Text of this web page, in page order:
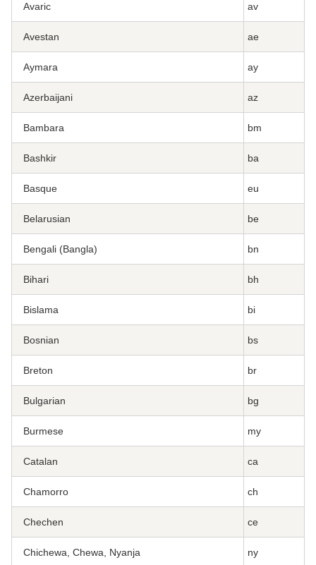
Avaric av
Avestan ae
Aymara ay
Azerbaijani az
Bambara bm
Bashkir ba
Basque eu
Belarusian be
Bengali (Bangla) bn
Bihari bh
Bislama bi
Bosnian bs
Breton br
Bulgarian bg
Burmese my
Catalan ca
Chamorro ch
Chechen ce
Chichewa, Chewa, Nyanja ny